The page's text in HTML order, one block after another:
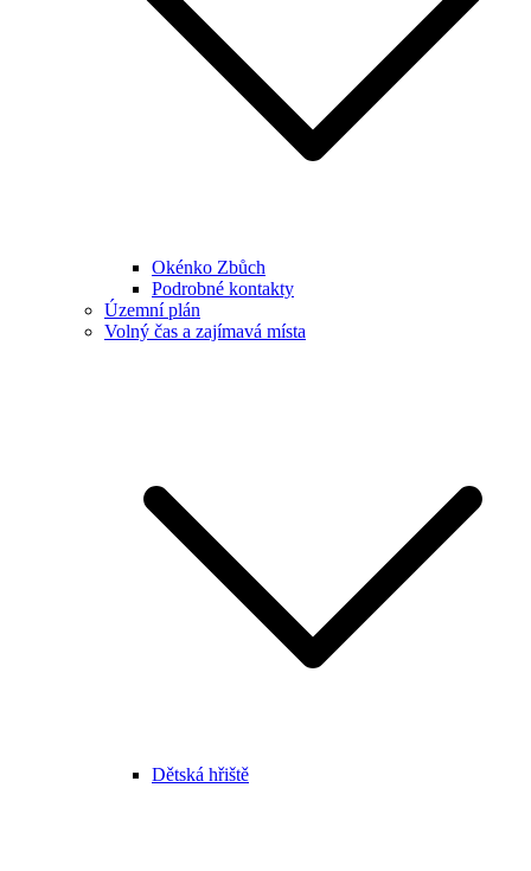
Okénko Zbůch
Podrobné kontakty
Územní plán
Volný čas a zajímavá místa
Dětská hřiště